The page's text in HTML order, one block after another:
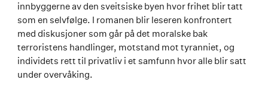
innbyggerne av den sveitsiske byen hvor frihet blir tatt
som en selvfølge. I romanen blir leseren konfrontert
med diskusjoner som går på det moralske bak
terroristens handlinger, motstand mot tyranniet, og
individets rett til privatliv i et samfunn hvor alle blir satt
under overvåking.